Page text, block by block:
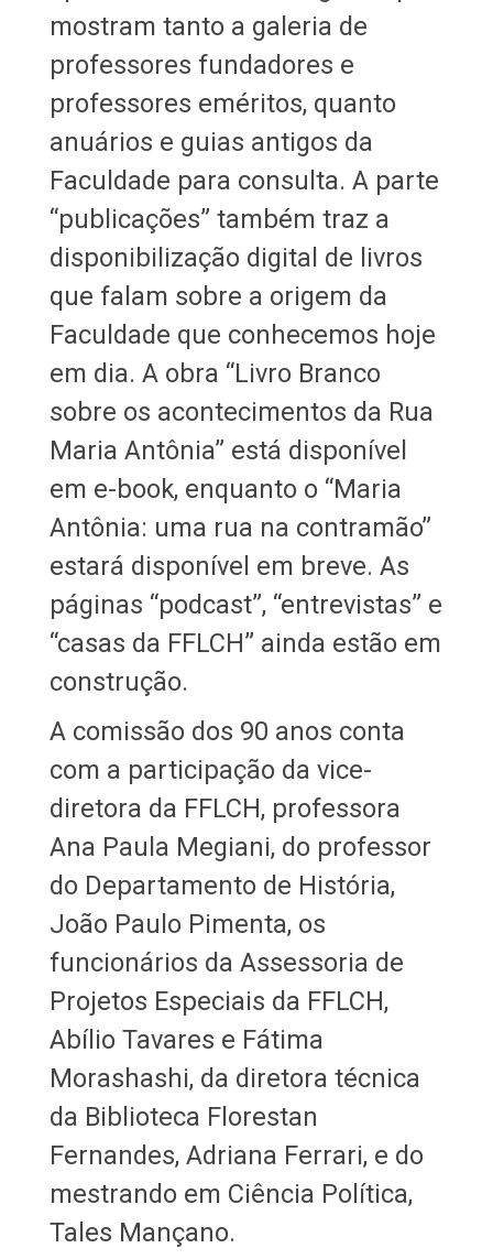
mostram tanto a galeria de
professores fundadores e
professores eméritos, quanto
anuários e guias antigos da
Faculdade para consulta. A parte
“publicações” também traz a
disponibilização digital de livros
que falam sobre a origem da
Faculdade que conhecemos hoje
em dia. A obra “Livro Branco
sobre os acontecimentos da Rua
Maria Antônia” está disponível
em e-book, enquanto o “Maria
Antônia: uma rua na contramão”
estará disponível em breve. As
páginas “podcast”, “entrevistas” e
“casas da FFLCH” ainda estão em
construção.
A comissão dos 90 anos conta
com a participação da vice-
diretora da FFLCH, professora
Ana Paula Megiani, do professor
do Departamento de História,
João Paulo Pimenta, os
funcionários da Assessoria de
Projetos Especiais da FFLCH,
Abílio Tavares e Fátima
Morashashi, da diretora técnica
da Biblioteca Florestan
Fernandes, Adriana Ferrari, e do
mestrando em Ciência Política,
Tales Mançano.